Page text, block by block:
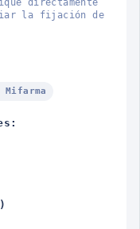
directamente
la fijación de
Mifarma